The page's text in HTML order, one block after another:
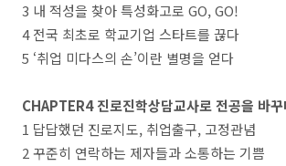
3 내 적성을 찾아 특성화고로 GO, GO!
4 전국 최초로 학교기업 스타트를 끊다
5 ‘취업 미다스의 손’이란 별명을 얻다
CHAPTER4 진로진학상담교사로 전공을 바
1 답답했던 진로지도, 취업출구, 고정관념
2 꾸준히 연락하는 제자들과 소통하는 기쁨